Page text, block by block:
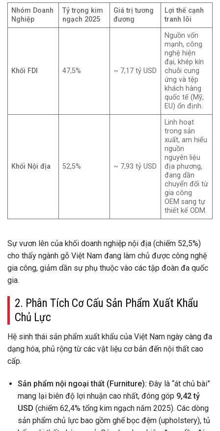
Nhóm Doanh
Nghiệp
Tỷ trọng kim
ngạch 2025
Giá trị tương
đương
Lợi thế cạnh
tranh lõi
Khối FDI 47,5% ~ 7,17 tỷ USD
Nguồn vốn
mạnh, công
nghệ hiện
đại, khép kín
chuỗi cung
ứng và tệp
khách hàng
quốc tế (Mỹ,
EU) ổn định.
Khối Nội địa 52,5% ~ 7,93 tỷ USD
Linh hoạt
trong sản
xuất, am hiểu
nguồn
nguyên liệu
địa phương,
đang dần
chuyển đổi từ
gia công
OEM sang tự
thiết kế ODM.
Sự vươn lên của khối doanh nghiệp nội địa (chiếm 52,5%)
cho thấy ngành gỗ Việt Nam đang làm chủ được công nghệ
gia công, giảm dần sự phụ thuộc vào các tập đoàn đa quốc
gia.
2. Phân Tích Cơ Cấu Sản Phẩm Xuất Khẩu
Chủ Lực
Hệ sinh thái sản phẩm xuất khẩu của Việt Nam ngày càng đa
dạng hóa, phủ rộng từ các vật liệu cơ bản đến nội thất cao
cấp.
Sản phẩm nội ngoại thất (Furniture): Đây là “át chủ bài”
mang lại biên độ lợi nhuận cao nhất, đóng góp 9,42 tỷ
USD (chiếm 62,4% tổng kim ngạch năm 2025). Các dòng
sản phẩm chủ lực bao gồm ghế bọc đệm (upholstery), tủ